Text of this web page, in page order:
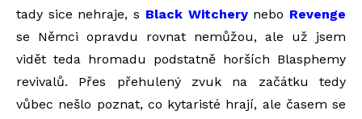
tady sice nehraje, s Black Witcherynebo Revenge
se Němci opravdu rovnat nemůžou, ale už jsem
vidět teda hromadu podstatně horších Blasphemy
revivalů. Přes přehulený zvuk na začátku tedy
vůbec nešlo poznat, co kytaristé hrají, ale časem se